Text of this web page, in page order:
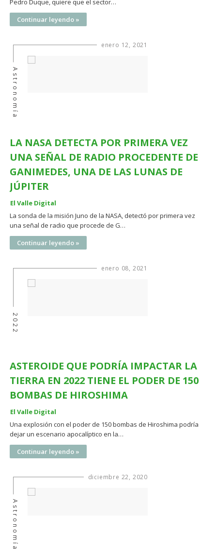
Pedro Duque, quiere que el sector…
Continuar leyendo »
enero 12, 2021
Astronomía
LA NASA DETECTA POR PRIMERA VEZ
UNA SEÑAL DE RADIO PROCEDENTE DE
GANIMEDES, UNA DE LAS LUNAS DE
JÚPITER
El Valle Digital
La sonda de la misión Juno de la NASA, detectó por primera vez
una señal de radio que procede de G…
Continuar leyendo »
enero 08, 2021
2022
ASTEROIDE QUE PODRÍA IMPACTAR LA
TIERRA EN 2022 TIENE EL PODER DE 150
BOMBAS DE HIROSHIMA
El Valle Digital
Una explosión con el poder de 150 bombas de Hiroshima podría
dejar un escenario apocalíptico en la…
Continuar leyendo »
diciembre 22, 2020
Astronomía